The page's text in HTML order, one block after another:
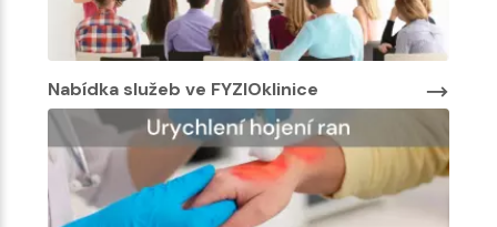
Nabídka služeb ve FYZIOklinice